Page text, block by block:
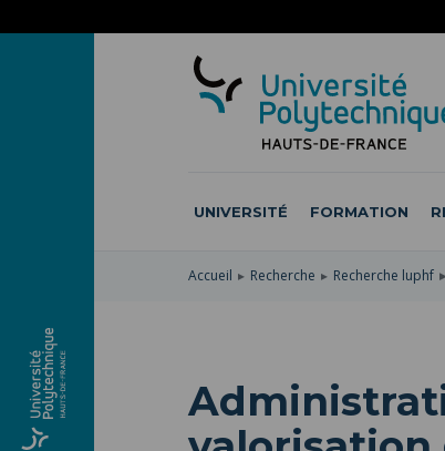
UNIVERSITÉ FORMATION
Accueil Recherche Recherche luphf